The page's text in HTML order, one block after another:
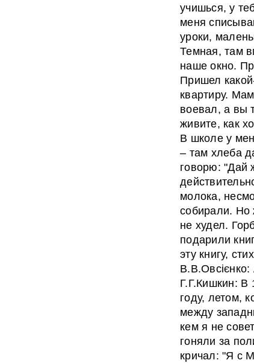
учишься, у
меня
уроки,
Темная, там
наше окно.
Пришел
квартиру.
воевал, а вы
живите, как
В школе у
– там хлеба
говорю: "Дай
молока,
собирали. Но
не худел.
подарили
эту книгу,
В.В.Овсієнко:
Г.Г.Кишкин: В
году, летом,
между
кем я не
гоняли за
кричал: "Я с